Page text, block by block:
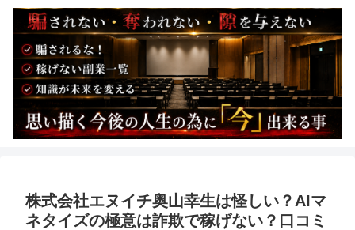
株式会社エヌイチ奥山幸生は怪しい？AIマ
ネタイズの極意は詐欺で稼げない？口コミ